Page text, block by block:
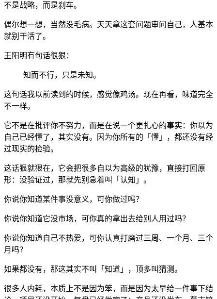
不是战略，而是刹车。
偶尔想一想，当然没毛病。天天拿这套问题审问自己，人基本
就别干活了。
王阳明有句话很狠：
知而不行，只是未知。
这句话我以前读到的时候，感觉像鸡汤。现在再看，味道完全
不一样。
它不是在批评你不努力，而是在说一个更扎心的事实：你以为
自己已经懂了，其实没有。因为你所有的「懂」，都还没有经
过现实的检验。
这话狠就狠在，它会把很多自以为高级的犹豫，直接打回原
形：没验证过，那就先别急着叫「认知」。
你说你知道某件事没意义，可你做过吗？
你说你知道它没市场，可你真的拿出去给别人用过吗？
你说你知道自己不热爱，可你认真打磨过三周、一个月、三个
月吗？
如果都没有，那这其实不叫「知道」，顶多叫猜测。
很多人内耗，本质上不是因为笨，而是因为太早给一件事下结